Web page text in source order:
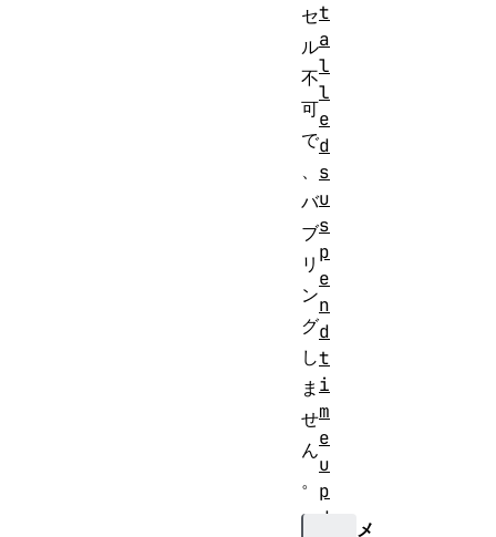
セ
ル
不
可
で
、
バ
ブ
リ
ン
グ
し
ま
せ
ん
。
メ
t
a
l
l
e
d
s
u
s
p
e
n
d
t
i
m
e
u
p
d